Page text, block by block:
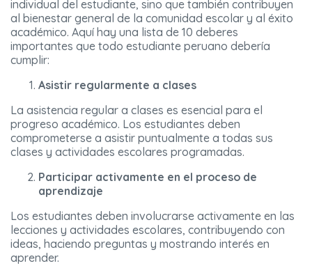
individual del estudiante, sino que también contribuyen
al bienestar general de la comunidad escolar y al éxito
académico. Aquí hay una lista de 10 deberes
importantes que todo estudiante peruano debería
cumplir:
Asistir regularmente a clases
La asistencia regular a clases es esencial para el
progreso académico. Los estudiantes deben
comprometerse a asistir puntualmente a todas sus
clases y actividades escolares programadas.
Participar activamente en el proceso de
aprendizaje
Los estudiantes deben involucrarse activamente en las
lecciones y actividades escolares, contribuyendo con
ideas, haciendo preguntas y mostrando interés en
aprender.